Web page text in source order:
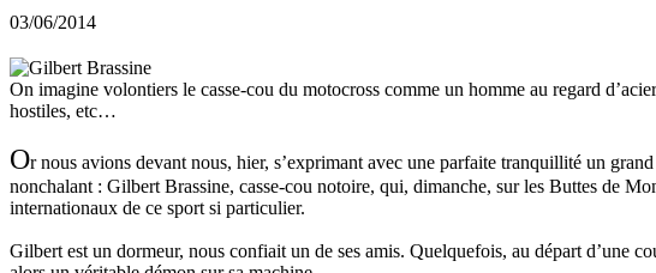
03/06/2014
On imagine volontiers le casse-cou du motocross comme un homme au regard
hostiles, etc…
Or nous avions devant nous, hier, s’exprimant avec une parfaite tranquillité un
nonchalant : Gilbert Brassine, casse-cou notoire, qui, dimanche, sur les Buttes de
internationaux de ce sport si particulier.
Gilbert est un dormeur, nous confiait un de ses amis. Quelquefois, au départ d’une